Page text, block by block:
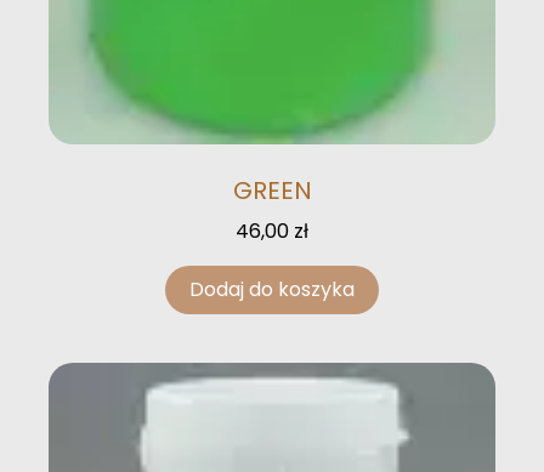
GREEN
46,00 zł
Dodaj do koszyka